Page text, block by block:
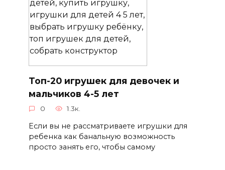
Топ-20 игрушек для девочек и
мальчиков 4-5 лет
0 1.3к.
Если вы не рассматриваете игрушки для
ребенка как банальную возможность
просто занять его, чтобы самому